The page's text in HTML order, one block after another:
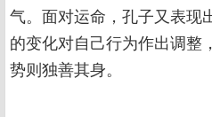
气。面对运命，孔子又表现
的变化对自己行为作出调整
势则独善其身。